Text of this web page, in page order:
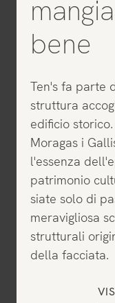
bene
Ten's fa parte
struttura
edificio
Moragas i
l'essenza
patrimonio
siate solo di
meravigliosa
strutturali
della facciata.